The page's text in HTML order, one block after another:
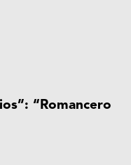
“Romancero